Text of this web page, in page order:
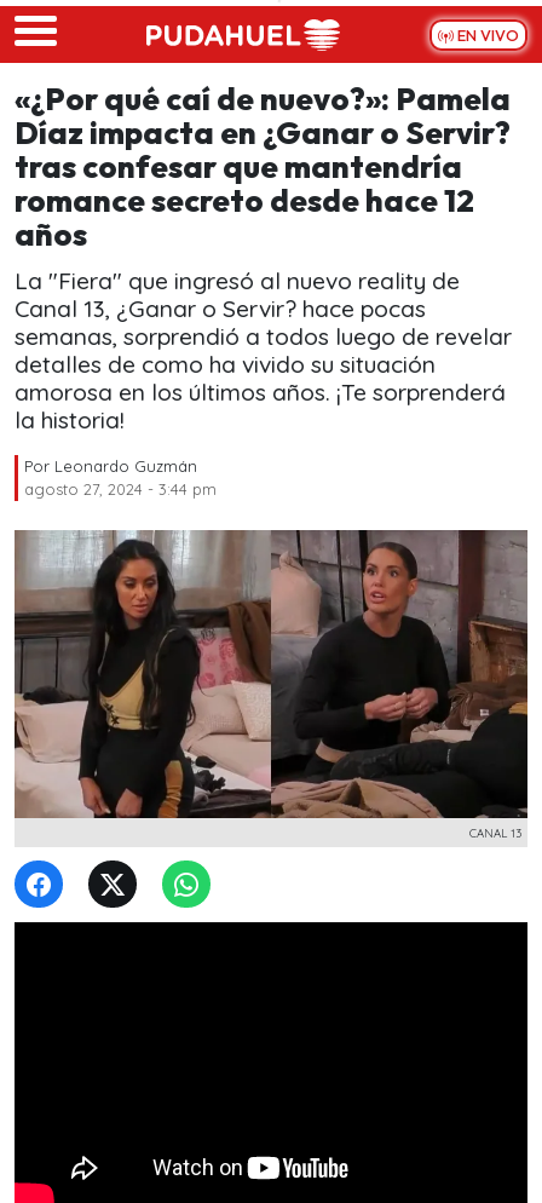
Skip to main content
EN VIVO
«¿Por qué caí de nuevo?»: Pamela
Díaz impacta en ¿Ganar o Servir?
tras confesar que mantendría
romance secreto desde hace 12
años
La "Fiera" que ingresó al nuevo reality de
Canal 13, ¿Ganar o Servir? hace pocas
semanas, sorprendió a todos luego de revelar
detalles de como ha vivido su situación
amorosa en los últimos años. ¡Te sorprenderá
la historia!
Por Leonardo Guzmán
agosto 27, 2024 - 3:44 pm
CANAL 13